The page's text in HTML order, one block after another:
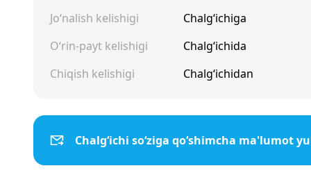
Jo‘nalish kelishigi
Chalg‘ichiga
O‘rin-payt kelishigi
Chalg‘ichida
Chiqish kelishigi
Chalg‘ichidan
Chalg‘ichi so‘ziga qo‘shimcha ma'lumot